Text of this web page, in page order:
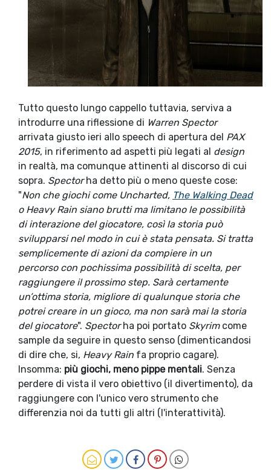
Tutto questo lungo cappello tuttavia, serviva a
introdurre una riflessione di Warren Spector
arrivata giusto ieri allo speech di apertura del PAX
2015, in riferimento ad aspetti più legati al design
in realtà, ma comunque attinenti al discorso di cui
sopra. Spectorha detto più o meno queste cose:
"Non che giochi come Uncharted, The Walking Dead
o Heavy Rain siano brutti ma limitano le possibilità
di interazione del giocatore, così la storia può
svilupparsi nel modo in cui è stata pensata. Si tratta
semplicemente di azioni da compiere in un
percorso con pochissima possibilità di scelta, per
raggiungere il prossimo step. Sarà certamente
un’ottima storia, migliore di qualunque storia che
potrei creare in un gioco, ma non sarà mai la storia
del giocatore". Spectorha poi portato Skyrimcome
sample da seguire in questo senso (dimenticandosi
di dire che, si, Heavy Rain fa proprio cagare).
Insomma: più giochi, meno pippe mentali. Senza
perdere di vista il vero obiettivo (il divertimento), da
raggiungere con l'unico vero strumento che
differenzia noi da tutti gli altri (l'interattività).